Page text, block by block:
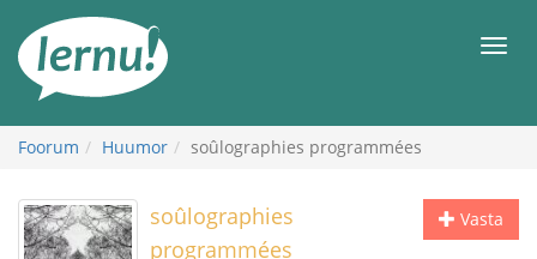
juurde
Foorum Huumor soûlographies programmées
Vasta
soûlographies
programmées